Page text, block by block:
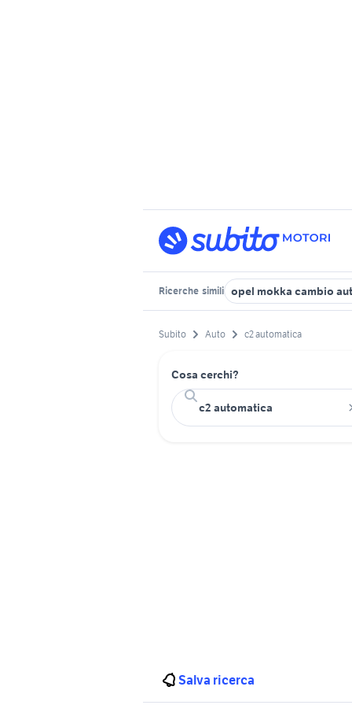
Ricerche simili opel mokka cambio
Subito Auto c2 automatica
Cosa cerchi?
Salva ricerca